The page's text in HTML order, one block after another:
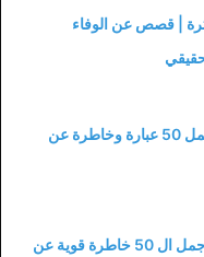
| قصص عن الوفاء
حكم عن الاهتمام | أجمل 50 عبارة وخاطرة عن
عبارات عن الحنين – أجمل ال 50 خاطرة قوية عن